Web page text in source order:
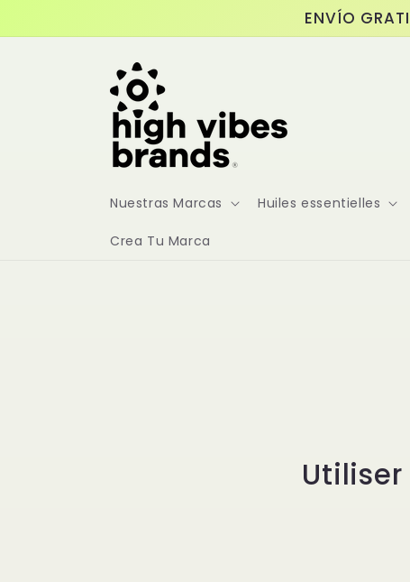
au
ENVÍO
Nuestras Marcas Huiles essentielles
Crea Tu Marca